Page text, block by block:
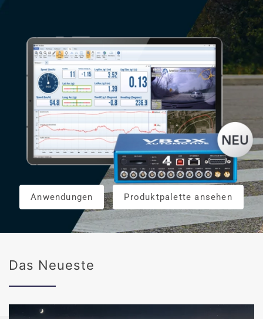
Anwendungen Produktpalette ansehen
Das Neueste